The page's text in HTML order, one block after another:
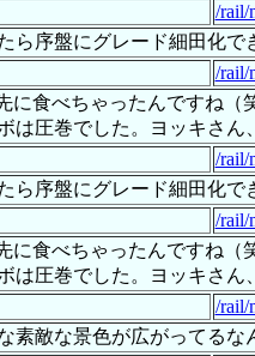
/rail/
ら序盤にグレード細田化
/rail/
に食べちゃったんですね
は圧巻でした。ヨッキさ
/rail/
ら序盤にグレード細田化
/rail/
に食べちゃったんですね
は圧巻でした。ヨッキさ
/rail/
素敵な景色が広がってる